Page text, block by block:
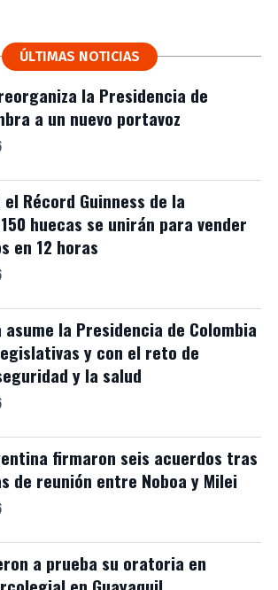
ÚLTIMAS NOTICIAS
la Presidencia de
a un nuevo portavoz
Récord Guinness de la
huecas se unirán para vender
en 12 horas
asume la Presidencia de Colombia
y con el reto de
y la salud
firmaron seis acuerdos tras
de reunión entre Noboa y Milei
a prueba su oratoria en